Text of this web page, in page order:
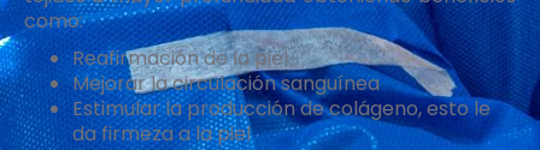
como:
Reafirmación de la piel.
Mejorar la circulación sanguínea
Estimular la producción de colágeno, esto le
da firmeza a la piel